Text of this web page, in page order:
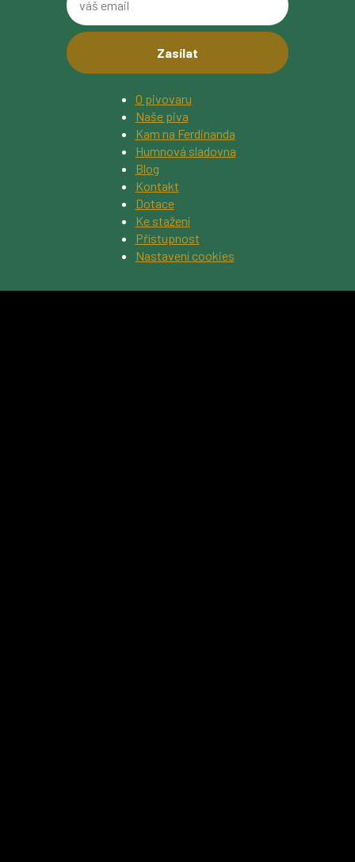
O pivovaru
Naše piva
Kam na Ferdinanda
Humnová sladovna
Blog
Kontakt
Dotace
Ke stažení
Přístupnost
Nastavení cookies
váš
email